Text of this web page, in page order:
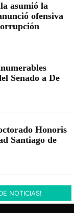
asumió la
ofensiva
Senado a De
Honoris
Santiago de
NOTICIAS!